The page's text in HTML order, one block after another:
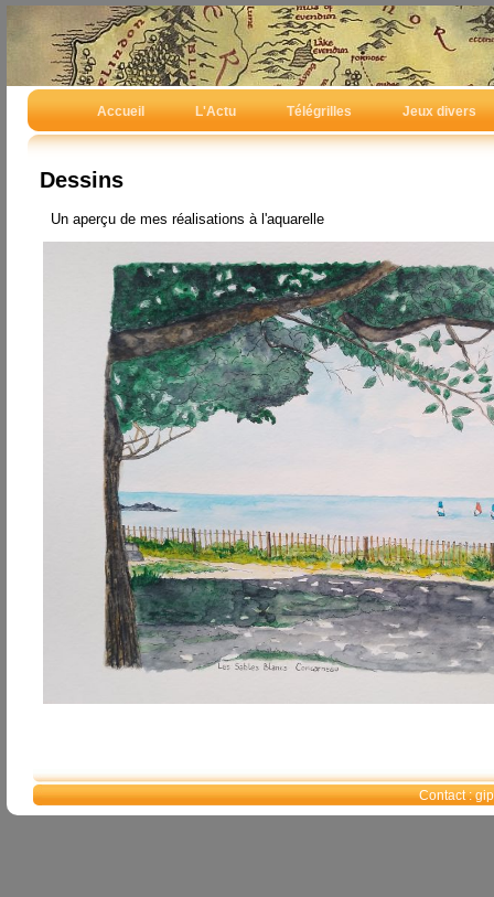
Accueil L'Actu Télégrilles Jeux divers
Dessins
Un aperçu de mes réalisations à l'aquarelle
Contact :